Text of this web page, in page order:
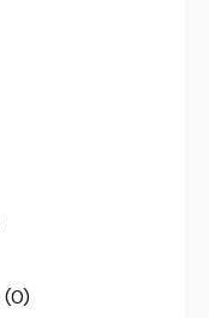
(0)